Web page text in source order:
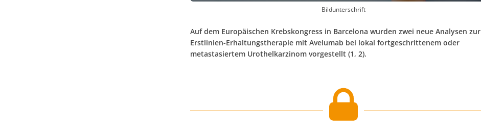
Bildunterschrift
Auf dem Europäischen Krebskongress in Barcelona wurden zwei neue Analysen zur
Erstlinien-Erhaltungstherapie mit Avelumab bei lokal fortgeschrittenem oder
metastasiertem Urothelkarzinom vorgestellt (1, 2).